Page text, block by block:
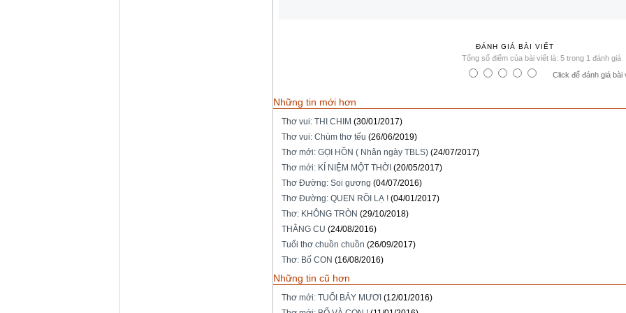
ĐÁNH GIÁ BÀI VIẾT
Tổng số điểm của bài viết là: 5 trong 1 đánh giá
Click để đánh giá bài
Những tin mới hơn
Thơ vui: THI CHIM (30/01/2017)
Thơ vui: Chùm thơ tếu (26/06/2019)
Thơ mới: GỌI HỒN ( Nhân ngày TBLS) (24/07/2017)
Thơ mới: KỈ NIỆM MỘT THỜI (20/05/2017)
Thơ Đường: Soi gương (04/07/2016)
Thơ Đường: QUEN RỒI LẠ ! (04/01/2017)
Thơ: KHÔNG TRÒN (29/10/2018)
THẰNG CU (24/08/2016)
Tuổi thơ chuồn chuồn (26/09/2017)
Thơ: Bố CON (16/08/2016)
Những tin cũ hơn
Thơ mới: TUỔI BẢY MƯƠI (12/01/2016)